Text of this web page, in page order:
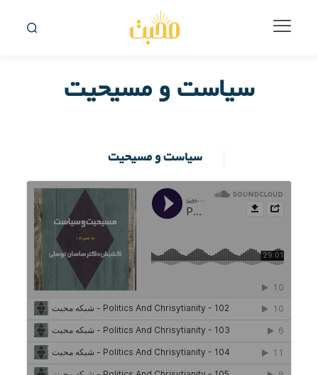
سیاست و مسیحیت
سیاست و مسیحیت